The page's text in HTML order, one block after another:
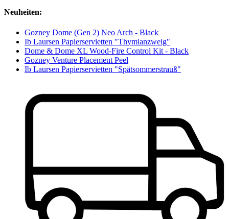
Neuheiten:
Gozney Dome (Gen 2) Neo Arch - Black
Ib Laursen Papierservietten "Thymianzweig"
Dome & Dome XL Wood-Fire Control Kit - Black
Gozney Venture Placement Peel
Ib Laursen Papierservietten "Spätsommerstrauß"